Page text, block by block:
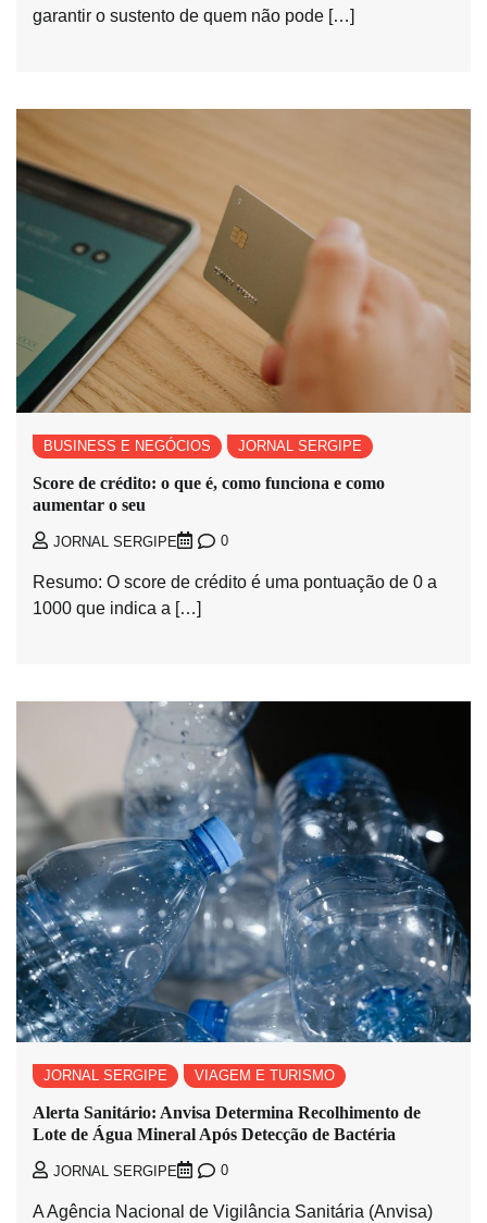
garantir o sustento de quem não pode […]
BUSINESS E NEGÓCIOS JORNAL SERGIPE
Score de crédito: o que é, como funciona e como
aumentar o seu
JORNAL SERGIPE 0
Resumo: O score de crédito é uma pontuação de 0 a
1000 que indica a […]
JORNAL SERGIPE VIAGEM E TURISMO
Alerta Sanitário: Anvisa Determina Recolhimento de
Lote de Água Mineral Após Detecção de Bactéria
JORNAL SERGIPE 0
A Agência Nacional de Vigilância Sanitária (Anvisa)